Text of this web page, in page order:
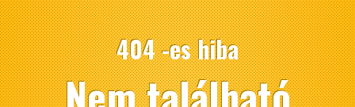
404 -es hiba